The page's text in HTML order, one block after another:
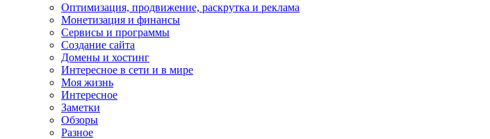
Оптимизация, продвижение, раскрутка и реклама
Монетизация и финансы
Сервисы и программы
Создание сайта
Домены и хостинг
Интересное в сети и в мире
Моя жизнь
Интересное
Заметки
Обзоры
Разное